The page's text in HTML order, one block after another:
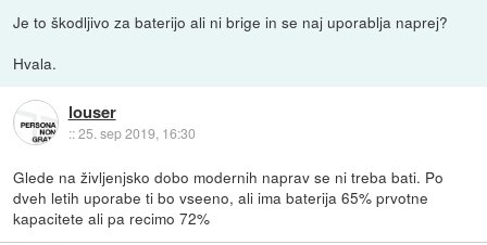
Je to škodljivo za baterijo ali ni brige in se naj uporablja naprej?
Hvala.
louser
::25. sep 2019, 16:30
Glede na življenjsko dobo modernih naprav se ni treba bati. Po
dveh letih uporabe ti bo vseeno, ali ima baterija 65% prvotne
kapacitete ali pa recimo 72%